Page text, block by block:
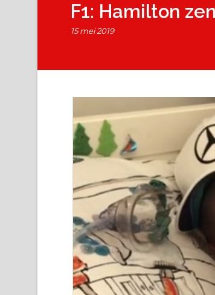
F1: Hamilton
15 mei 2019